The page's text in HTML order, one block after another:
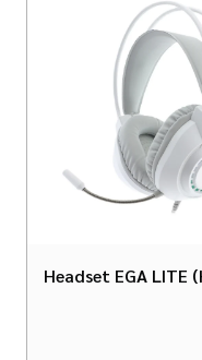
Headset EGA LITE